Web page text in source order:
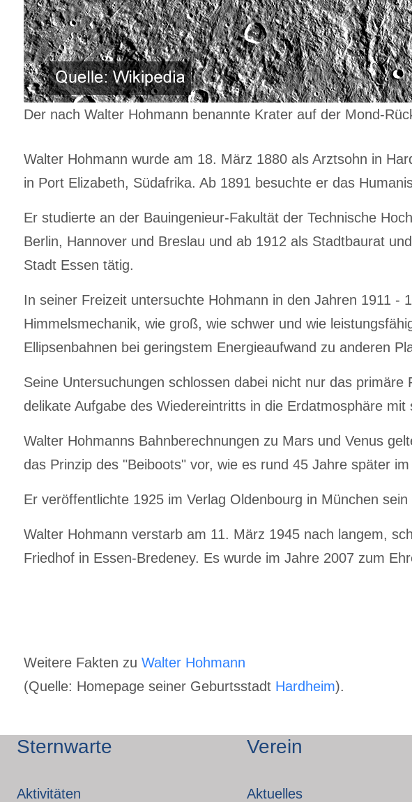
Der nach Walter Hohmann benannte Krater auf der Mond-
Walter Hohmann wurde am 18. März 1880 als Arztsohn in
in Port Elizabeth, Südafrika. Ab 1891 besuchte er das
Er studierte an der Bauingenieur-Fakultät der Technische
Berlin, Hannover und Breslau und ab 1912 als Stadtbaurat
Stadt Essen tätig.
In seiner Freizeit untersuchte Hohmann in den Jahren 1911 -
Himmelsmechanik, wie groß, wie schwer und wie
Ellipsenbahnen bei geringstem Energieaufwand zu anderen
Seine Untersuchungen schlossen dabei nicht nur das
delikate Aufgabe des Wiedereintritts in die Erdatmosphäre
Walter Hohmanns Bahnberechnungen zu Mars und Venus
das Prinzip des "Beiboots" vor, wie es rund 45 Jahre später
Er veröffentlichte 1925 im Verlag Oldenbourg in München
Walter Hohmann verstarb am 11. März 1945 nach langem,
Friedhof in Essen-Bredeney. Es wurde im Jahre 2007 zum
Weitere Fakten zu Walter Hohmann
(Quelle: Homepage seiner Geburtsstadt Hardheim).
Sternwarte
Aktivitäten
Verein
Aktuelles